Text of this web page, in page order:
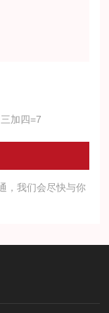
加四=7
，我们会尽快与你